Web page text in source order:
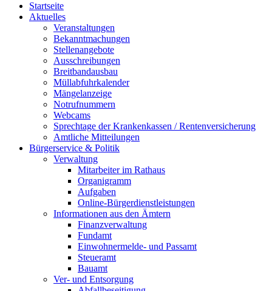
Startseite
Aktuelles
Veranstaltungen
Bekanntmachungen
Stellenangebote
Ausschreibungen
Breitbandausbau
Müllabfuhrkalender
Mängelanzeige
Notrufnummern
Webcams
Sprechtage der Krankenkassen / Rentenversicherung
Amtliche Mitteilungen
Bürgerservice & Politik
Verwaltung
Mitarbeiter im Rathaus
Organigramm
Aufgaben
Online-Bürgerdienstleistungen
Informationen aus den Ämtern
Finanzverwaltung
Fundamt
Einwohnermelde- und Passamt
Steueramt
Bauamt
Ver- und Entsorgung